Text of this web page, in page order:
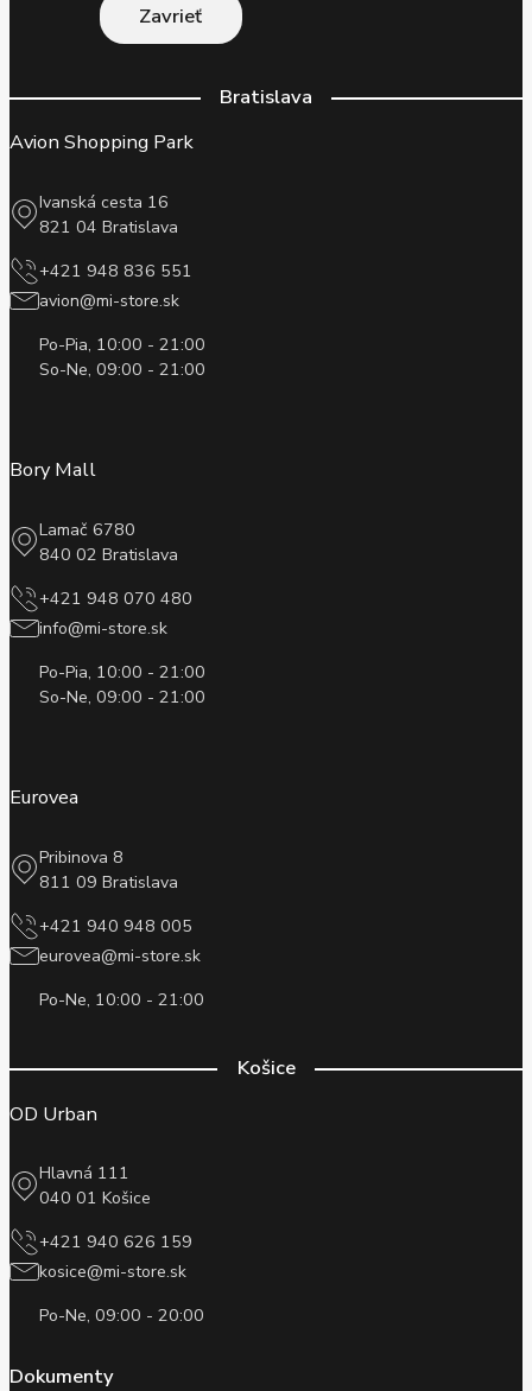
Zavrieť
Bratislava
Avion Shopping Park
Ivanská cesta 16
821 04 Bratislava
+421 948 836 551
avion@mi-store.sk
Po-Pia, 10:00 - 21:00
So-Ne, 09:00 - 21:00
Bory Mall
Lamač 6780
840 02 Bratislava
+421 948 070 480
info@mi-store.sk
Po-Pia, 10:00 - 21:00
So-Ne, 09:00 - 21:00
Eurovea
Pribinova 8
811 09 Bratislava
+421 940 948 005
eurovea@mi-store.sk
Po-Ne, 10:00 - 21:00
Košice
OD Urban
Hlavná 111
040 01 Košice
+421 940 626 159
kosice@mi-store.sk
Po-Ne, 09:00 - 20:00
Dokumenty